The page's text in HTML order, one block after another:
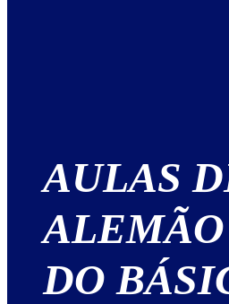
AULAS
ALEMÃO
DO